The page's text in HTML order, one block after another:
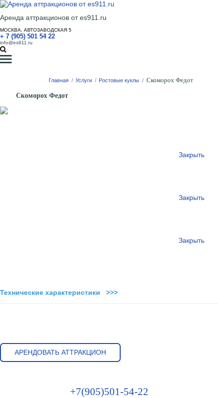
Аренда аттракционов от es911.ru
МОСКВА, АВТОЗАВОДСКАЯ 5
+ 7 (905) 501 54 22
info@es911.ru
Главная / Услуги / Ростовые куклы / Скоморох Федот
Скоморох Федот
Закрыть
Закрыть
Закрыть
Технические характеристики >>>
АРЕНДОВАТЬ АТТРАКЦИОН
+7(905)501-54-22